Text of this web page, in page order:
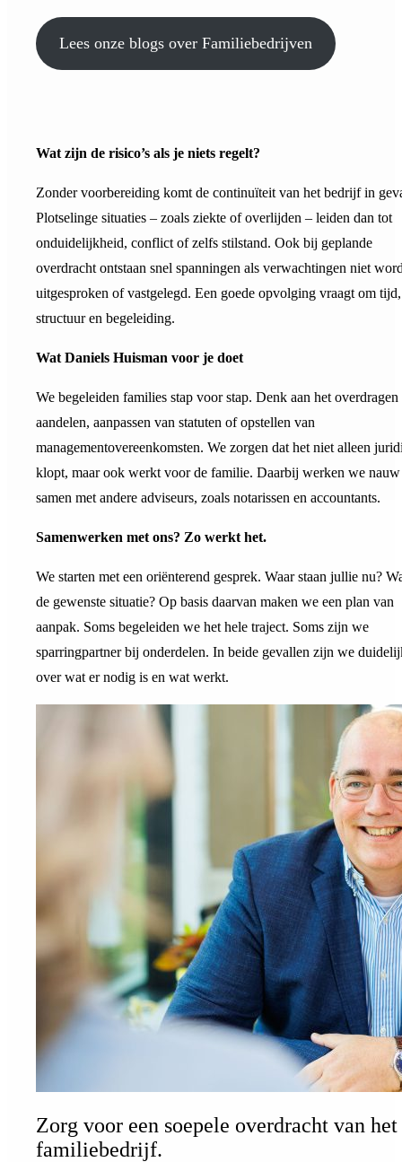
Lees onze blogs over Familiebedrijven
Wat zijn de risico’s als je niets regelt?
Zonder voorbereiding komt de continuïteit van het bedrijf in
Plotselinge situaties – zoals ziekte of overlijden – leiden dan tot
onduidelijkheid, conflict of zelfs stilstand. Ook bij geplande
overdracht ontstaan snel spanningen als verwachtingen niet
uitgesproken of vastgelegd. Een goede opvolging vraagt om tijd,
structuur en begeleiding.
Wat Daniels Huisman voor je doet
We begeleiden families stap voor stap. Denk aan het overdragen
aandelen, aanpassen van statuten of opstellen van
managementovereenkomsten. We zorgen dat het niet alleen
klopt, maar ook werkt voor de familie. Daarbij werken we nauw
samen met andere adviseurs, zoals notarissen en accountants.
Samenwerken met ons? Zo werkt het.
We starten met een oriënterend gesprek. Waar staan jullie nu?
de gewenste situatie? Op basis daarvan maken we een plan van
aanpak. Soms begeleiden we het hele traject. Soms zijn we
sparringpartner bij onderdelen. In beide gevallen zijn we
over wat er nodig is en wat werkt.
Zorg voor een soepele overdracht van het
familiebedrijf.